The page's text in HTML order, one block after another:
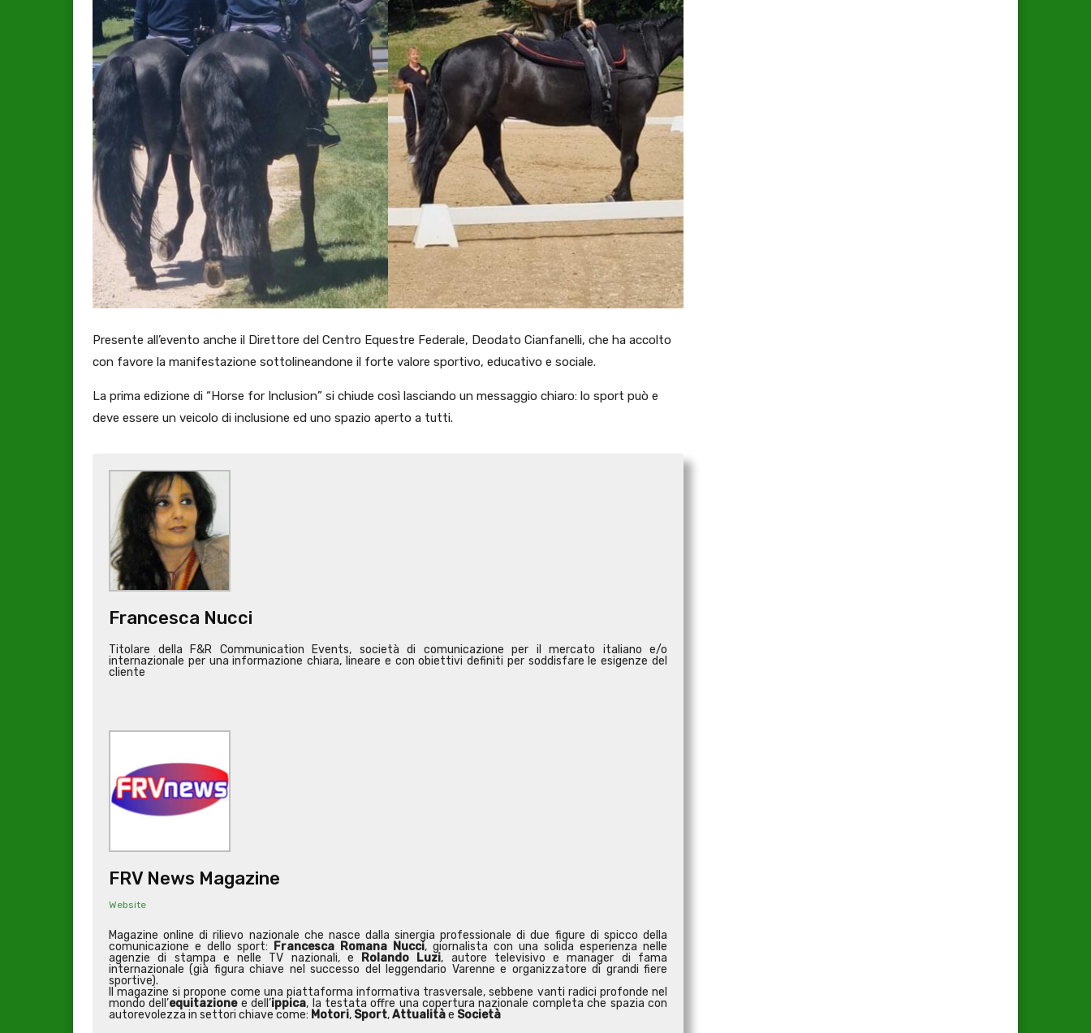
Presente all’evento anche il Direttore del Centro Equestre Federale, Deodato Cianfanelli, che ha accolto
con favore la manifestazione sottolineandone il forte valore sportivo, educativo e sociale.
La prima edizione di “Horse for Inclusion” si chiude così lasciando un messaggio chiaro: lo sport può e
deve essere un veicolo di inclusione ed uno spazio aperto a tutti.
Francesca Nucci
Titolare della F&R Communication Events, società di comunicazione per il mercato italiano e/o
internazionale per una informazione chiara, lineare e con obiettivi definiti per soddisfare le esigenze del
cliente
FRV News Magazine
Website
Magazine online di rilievo nazionale che nasce dalla sinergia professionale di due figure di spicco della
comunicazione e dello sport:
Francesca Romana Nucci, giornalista con una solida esperienza nelle
agenzie di stampa e nelle TV nazionali, e
Rolando Luzi, autore televisivo e manager di fama
internazionale (già figura chiave nel successo del leggendario Varenne e organizzatore di grandi fiere
sportive).
Il magazine si propone come una piattaforma informativa trasversale, sebbene vanti radici profonde nel
mondo dell’equitazionee dell’ippica, la testata offre una copertura nazionale completa che spazia con
autorevolezza in settori chiave come: Motori, Sport,Attualitàe Società